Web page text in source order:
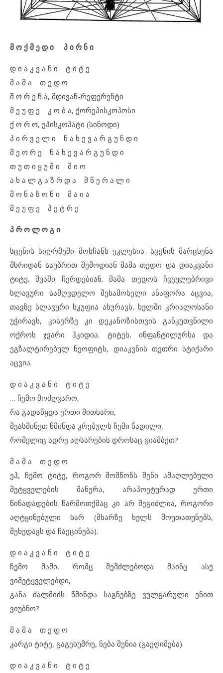
მ ო ქ მ ე დ ი პ ი რ ნ ი
დ ი ა კ ვ ა ნ ი ტ ი ტ ე
მ ა მ ა თ ე დ ო
შ ო რ ე ნ ა, მდივან-რეფერენტი
მ ე უ ფ ე კ ო ბ ა, ქორეპისკოპოსი
ქ ო რ ო, ეპისკოპატი (სინოდი)
პ ი რ ვ ე ლ ი ნ ა ხ ე ვ ა რ გ უ ნ დ ი
მ ე ო რ ე ნ ა ხ ე ვ ა რ გ უ ნ დ ი
თ უ თ ი ყ უ შ ი შ ი ო
ა ხ ა ლ გ ა ზ რ დ ა მ წ ე რ ა ლ ი
მ ო ნ ა ზ ო ნ ი მ ა ი ა
მ ე უ ფ ე პ ე ტ რ ე
პ რ ო ლ ო გ ი
სცენის სიღრმეში მოსჩანს ეკლესია. სცენის მარცხენა
მხრიდან საუბრით შემოდიან მამა თედო და დიაკვანი
ტიტე. შუაში ჩერდებიან. მამა თედოს ჩვეულებრივი
სლავური სამღვდელო შესამოსელი ანაფორა აცვია,
თავზე სლავური სკუფია ახურავს, ხელში კრიალოსანი
უჭირავს, კისერზე კი დეკანოზისთვის განკუთვნილი
ოქროს ჯვარი ჰკიდია. ტიტეს, ინფანტილურსა და
ეგზალტირებულ ნეოფიტს, დიაკვნის თეთრი სტიქარი
აცვია.
დ ი ა კ ვ ა ნ ი ტ ი ტ ე
… ჩემო მოძღვარო,
რა გადაწყდა ერთი მითხარი,
შეასმინეთ წმინდა კრებულს ჩემი წადილი,
რომელიც ადრე აღსარების დროსაც გიამბეთ?
მ ა მ ა თ ე დ ო
ეჰ, ჩემო ტიტე, როგორ მომწონს შენი ამაღლებული
მეტყველების მანერა, არაპოეტურად ერთი
წინადადების წარმოთქმაც კი არ შეგიძლია, როგორი
აღტყინებული ხარ (მხარზე ხელს მოუთათუნებს,
შეხედავს და ჩაეცინება).
დ ი ა კ ვ ა ნ ი ტ ი ტ ე
ჩემო მამი, რომც შემძლებოდა მაინც ასე
ვიმეტყველებდი,
განა ძალმიძს წმინდა საგნებზე ვულგარული ენით
ვიუბნო?
მ ა მ ა თ ე დ ო
კარგი ტიტე, გაგეხუმრე, ნება შენია (გაეღიმება).
დ ი ა კ ვ ა ნ ი ტ ი ტ ე